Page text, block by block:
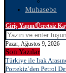
Muhasebe
Giriş Yapın/Ücretsiz
Pazar, Ağustos 9, 2026
Son Yazılar
Türkiye ile Irak
Portekiz’den Petrol